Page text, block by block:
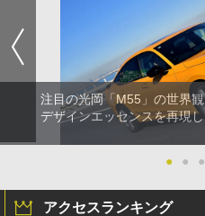
注目の光岡「M55」の世界
デザインエッセンスを再現
● ● ●
アクセスランキング